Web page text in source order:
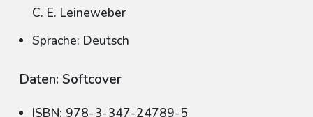
C. E. Leineweber
Sprache: Deutsch
Daten: Softcover
ISBN: 978-3-347-24789-5